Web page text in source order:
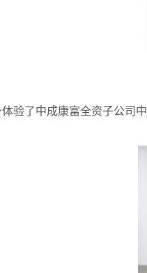
验了中成康富全资子公司